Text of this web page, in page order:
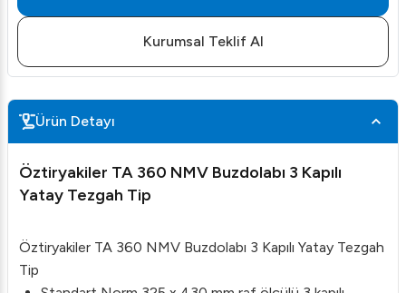
Kurumsal Teklif Al
Ürün Detayı
Öztiryakiler TA 360 NMV Buzdolabı 3 Kapılı
Yatay Tezgah Tip
Öztiryakiler TA 360 NMV Buzdolabı 3 Kapılı Yatay Tezgah
Tip